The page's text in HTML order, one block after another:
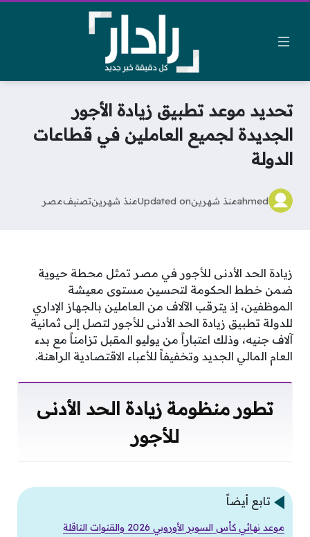
تحديد موعد تطبيق زيادة الأجور
الجديدة لجميع العاملين في قطاعات
الدولة
ahmedمنذ شهرينUpdated onمنذ شهرينتصنيفمصر
زيادة الحد الأدنى للأجور في مصر تمثل محطة حيوية
ضمن خطط الحكومة لتحسين مستوى معيشة
الموظفين، إذ يترقب الآلاف من العاملين بالجهاز الإداري
للدولة تطبيق زيادة الحد الأدنى للأجور لتصل إلى ثمانية
آلاف جنيه، وذلك اعتباراً من يوليو المقبل تزامناً مع بدء
العام المالي الجديد وتخفيفاً للأعباء الاقتصادية الراهنة.
تطور منظومة زيادة الحد الأدنى
للأجور
تابع أيضاً
موعد نهائي كأس السوبر الأوروبي 2026 والقنوات الناقلة